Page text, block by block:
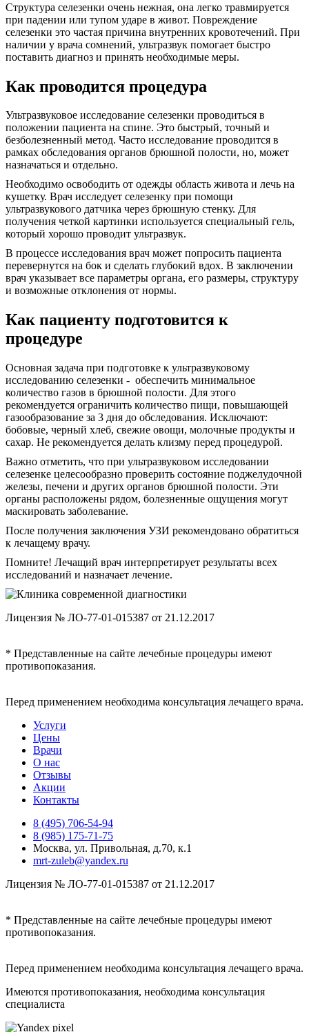
Структура селезенки очень нежная, она легко травмируется
при падении или тупом ударе в живот. Повреждение
селезенки это частая причина внутренних кровотечений. При
наличии у врача сомнений, ультразвук помогает быстро
поставить диагноз и принять необходимые меры.
Как проводится процедура
Ультразвуковое исследование селезенки проводиться в
положении пациента на спине. Это быстрый, точный и
безболезненный метод. Часто исследование проводится в
рамках обследования органов брюшной полости, но, может
назначаться и отдельно.
Необходимо освободить от одежды область живота и лечь на
кушетку. Врач исследует селезенку при помощи
ультразвукового датчика через брюшную стенку. Для
получения четкой картинки используется специальный гель,
который хорошо проводит ультразвук.
В процессе исследования врач может попросить пациента
перевернутся на бок и сделать глубокий вдох. В заключении
врач указывает все параметры органа, его размеры, структуру
и возможные отклонения от нормы.
Как пациенту подготовится к
процедуре
Основная задача при подготовке к ультразвуковому
исследованию селезенки - обеспечить минимальное
количество газов в брюшной полости. Для этого
рекомендуется ограничить количество пищи, повышающей
газообразование за 3 дня до обследования. Исключают:
бобовые, черный хлеб, свежие овощи, молочные продукты и
сахар. Не рекомендуется делать клизму перед процедурой.
Важно отметить, что при ультразвуковом исследовании
селезенке целесообразно проверить состояние поджелудочной
железы, печени и других органов брюшной полости. Эти
органы расположены рядом, болезненные ощущения могут
маскировать заболевание.
После получения заключения УЗИ рекомендовано обратиться
к лечащему врачу.
Помните! Лечащий врач интерпретирует результаты всех
исследований и назначает лечение.
Лицензия № ЛО-77-01-015387 от 21.12.2017
* Представленные на сайте лечебные процедуры имеют
противопоказания.
Перед применением необходима консультация лечащего врача.
Услуги
Цены
Врачи
О нас
Отзывы
Акции
Контакты
8 (495) 706-54-94
8 (985) 175-71-75
Москва, ул. Привольная, д.70, к.1
mrt-zuleb@yandex.ru
Лицензия № ЛО-77-01-015387 от 21.12.2017
* Представленные на сайте лечебные процедуры имеют
противопоказания.
Перед применением необходима консультация лечащего врача.
Имеются противопоказания, необходима консультация
специалиста